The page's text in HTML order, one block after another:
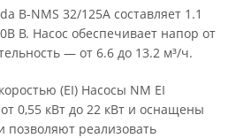
B-NMS 32/125A составляет 1.1
В. Насос обеспечивает напор от
— от 6.6 до 13.2 м³/ч.
(EI) Насосы NM EI
0,55 кВт до 22 кВт и оснащены
позволяют реализовать